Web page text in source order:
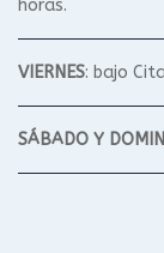
horas.
VIERNES: bajo
SÁBADO Y